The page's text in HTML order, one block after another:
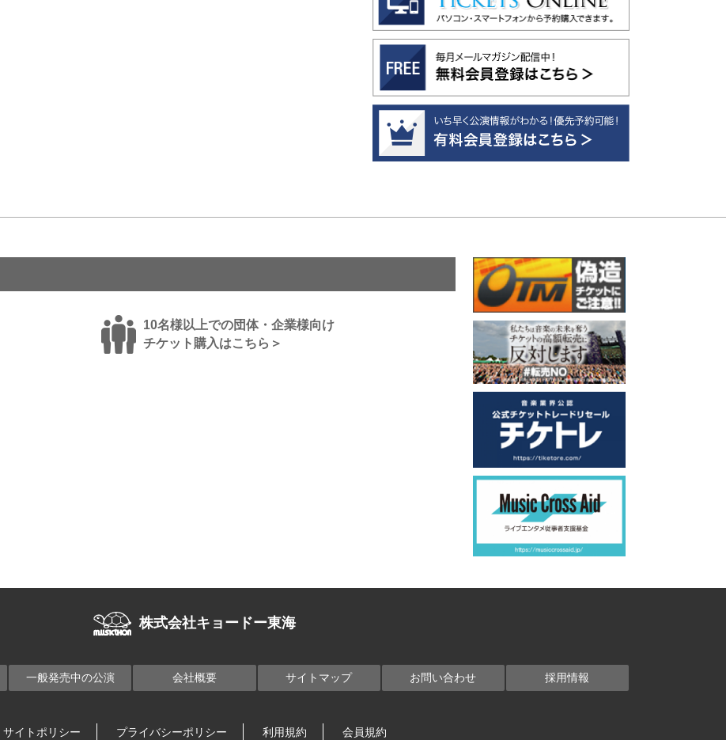
10名様以上での団体・企業様向け
チケット購入はこちら＞
株式会社キョードー東海
一般発売中の公演 会社概要 サイトマップ お問い合わせ 採用情報
サイトポリシー プライバシーポリシー 利用規約 会員規約